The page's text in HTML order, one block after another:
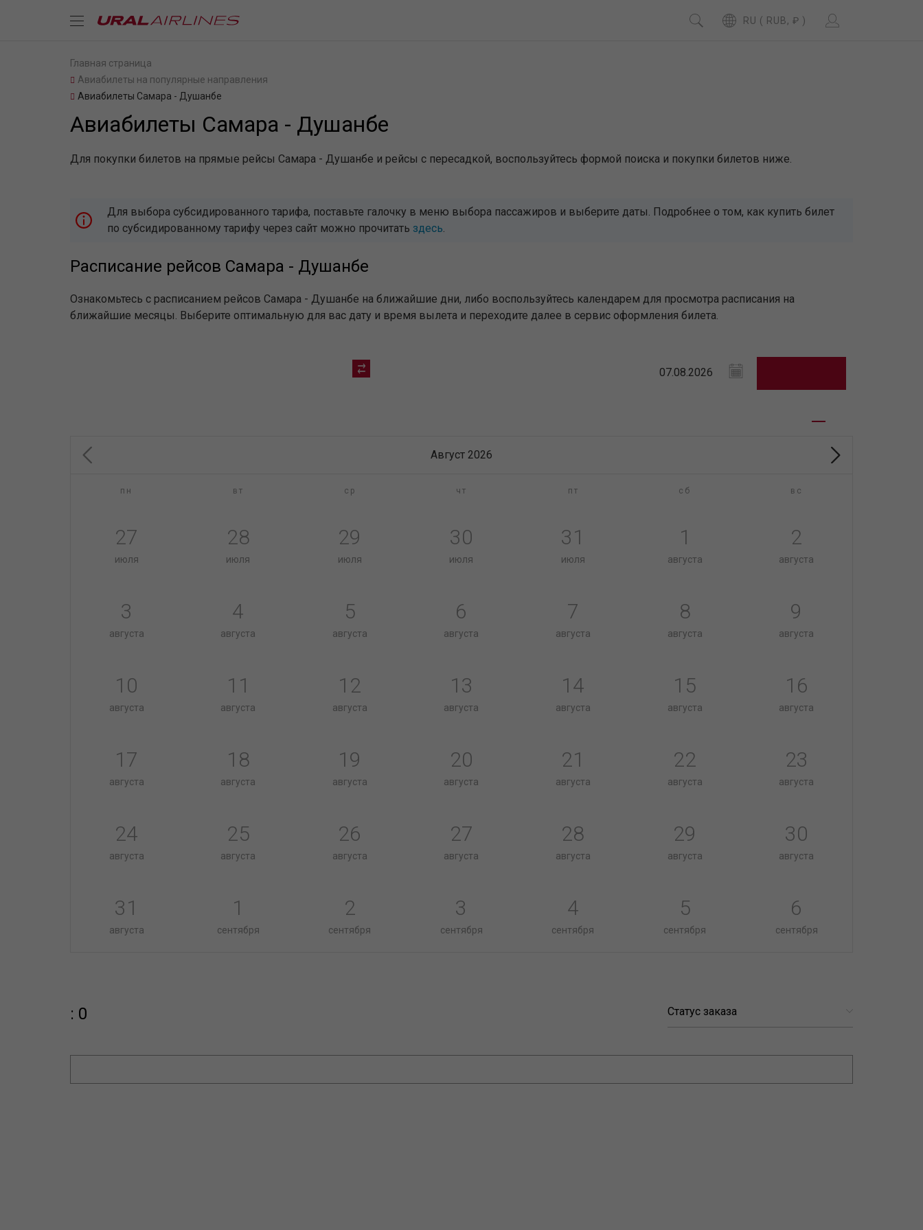
RU ( RUB, ₽ )
Главная страница
Авиабилеты на популярные направления
Авиабилеты Самара - Душанбе
Авиабилеты Самара - Душанбе
Для покупки билетов на прямые рейсы Самара - Душанбе и рейсы с пересадкой, воспользуйтесь формой поиска и покупки билетов ниже.
Для выбора субсидированного тарифа, поставьте галочку в меню выбора пассажиров и выберите даты. Подробнее о том, как купить билет
по субсидированному тарифу через сайт можно прочитать здесь.
Расписание рейсов Самара - Душанбе
Ознакомьтесь с расписанием рейсов Самара - Душанбе на ближайшие дни, либо воспользуйтесь календарем для просмотра расписания на
ближайшие месяцы. Выберите оптимальную для вас дату и время вылета и переходите далее в сервис оформления билета.
Август 2026
пн вт ср чт пт сб вс
27
июля
28
июля
29
июля
30
июля
31
июля
1
августа
2
августа
3
августа
4
августа
5
августа
6
августа
7
августа
8
августа
9
августа
10
августа
11
августа
12
августа
13
августа
14
августа
15
августа
16
августа
17
августа
18
августа
19
августа
20
августа
21
августа
22
августа
23
августа
24
августа
25
августа
26
августа
27
августа
28
августа
29
августа
30
августа
31
августа
1
сентября
2
сентября
3
сентября
4
сентября
5
сентября
6
сентября
: 0